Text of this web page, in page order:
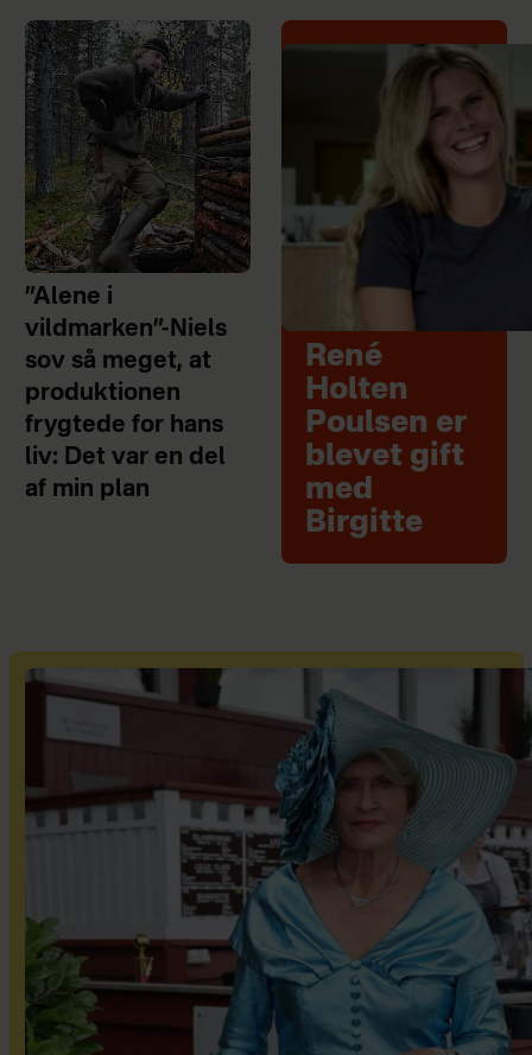
”Alene i
vildmarken”-Niels
sov så meget, at
produktionen
frygtede for hans
liv: Det var en del
af min plan
René
Holten
Poulsen er
blevet gift
med
Birgitte